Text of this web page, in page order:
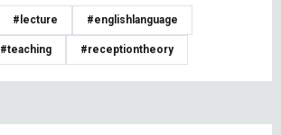
#lecture #englishlanguage
#teaching #receptiontheory